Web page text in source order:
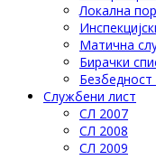
Локална
Матична
Бирачки
Службени лист
СЛ 2007
СЛ 2008
СЛ 2009